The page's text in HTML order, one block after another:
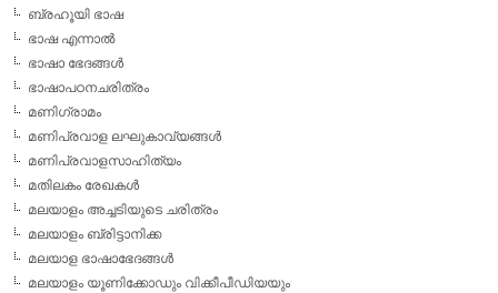
ബ്രഹൂയി ഭാഷ
ഭാഷ എന്നാല്‍
ഭാഷാ ഭേദങ്ങള്‍
ഭാഷാപഠനചരിത്രം
മണിഗ്രാമം
മണിപ്രവാള ലഘുകാവ്യങ്ങള്‍
മണിപ്രവാളസാഹിത്യം
മതിലകം രേഖകള്‍
മലയാളം അച്ചടിയുടെ ചരിത്രം
മലയാളം ബ്രിട്ടാനിക്ക
മലയാള ഭാഷാഭേദങ്ങള്‍
മലയാളം യൂണിക്കോഡും വിക്കീപീഡിയയും